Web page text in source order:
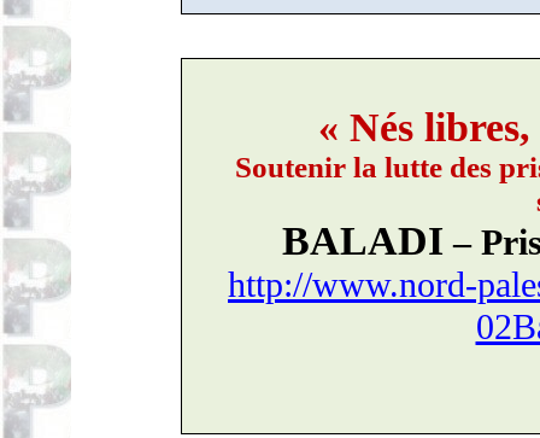
« Nés
Soutenir la lutte des
BALADI –
http://www.nord-